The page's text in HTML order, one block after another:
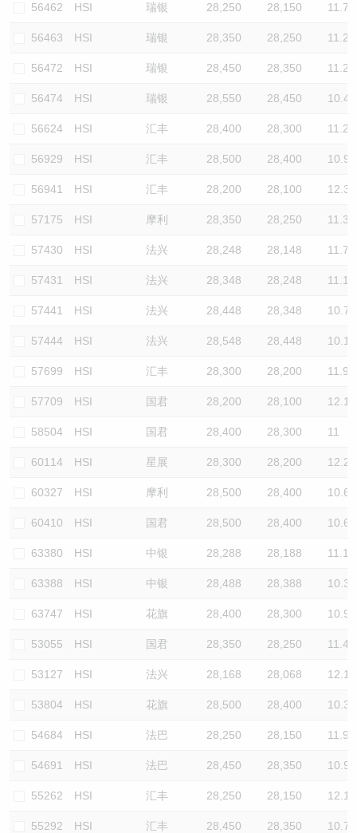
56462 HSI 瑞银 28,250 28,150 11.7
56463 HSI 瑞银 28,350 28,250 11.2
56472 HSI 瑞银 28,450 28,350 11.2
56474 HSI 瑞银 28,550 28,450 10.4
56624 HSI 汇丰 28,400 28,300 11.2
56929 HSI 汇丰 28,500 28,400 10.9
56941 HSI 汇丰 28,200 28,100 12.3
57175 HSI 摩利 28,350 28,250 11.3
57430 HSI 法兴 28,248 28,148 11.7
57431 HSI 法兴 28,348 28,248 11.1
57441 HSI 法兴 28,448 28,348 10.7
57444 HSI 法兴 28,548 28,448 10.1
57699 HSI 汇丰 28,300 28,200 11.9
57709 HSI 国君 28,200 28,100 12.1
58504 HSI 国君 28,400 28,300 11
60114 HSI 星展 28,300 28,200 12.2
60327 HSI 摩利 28,500 28,400 10.6
60410 HSI 国君 28,500 28,400 10.6
63380 HSI 中银 28,288 28,188 11.1
63388 HSI 中银 28,488 28,388 10.3
63747 HSI 花旗 28,400 28,300 10.9
53055 HSI 国君 28,350 28,250 11.4
53127 HSI 法兴 28,168 28,068 12.1
53804 HSI 花旗 28,500 28,400 10.3
54684 HSI 法巴 28,250 28,150 11.9
54691 HSI 法巴 28,450 28,350 10.9
55262 HSI 汇丰 28,250 28,150 12.1
55292 HSI 汇丰 28,450 28,350 10.7